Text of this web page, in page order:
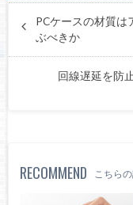
PCケースの材質は
ぶべきか
回線遅延を防
RECOMMEND こちら